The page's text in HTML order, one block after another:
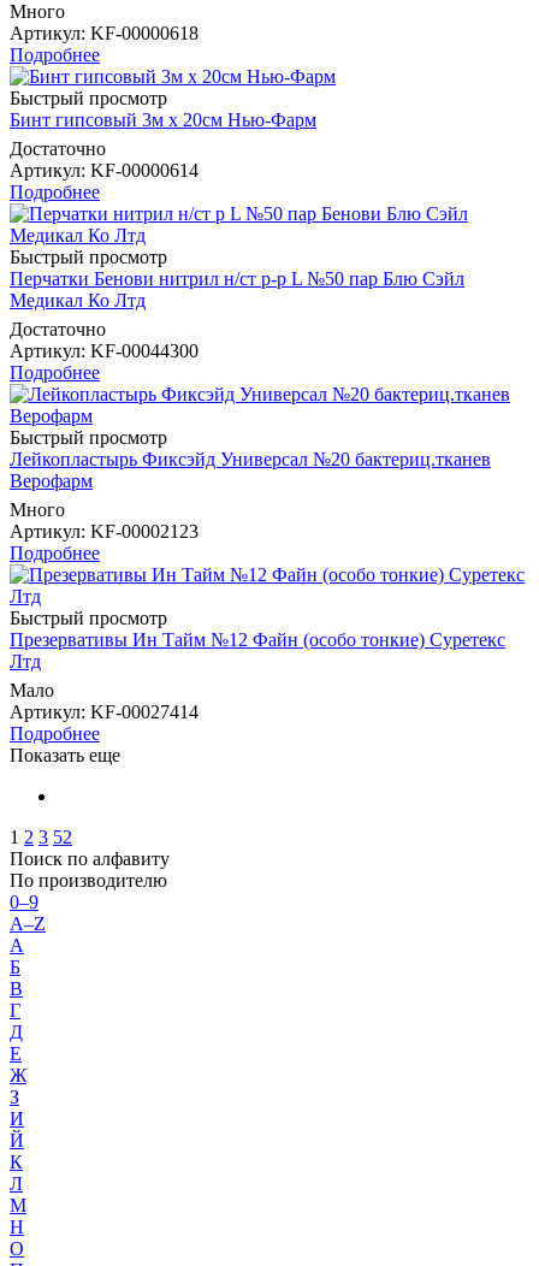
Много
Артикул: KF-00000618
Подробнее
Быстрый просмотр
Бинт гипсовый 3м х 20см Нью-Фарм
Достаточно
Артикул: KF-00000614
Подробнее
Быстрый просмотр
Перчатки Бенови нитрил н/ст р-р L №50 пар Блю Сэйл
Медикал Ко Лтд
Достаточно
Артикул: KF-00044300
Подробнее
Быстрый просмотр
Лейкопластырь Фиксэйд Универсал №20 бактериц.тканев
Верофарм
Много
Артикул: KF-00002123
Подробнее
Быстрый просмотр
Презервативы Ин Тайм №12 Файн (особо тонкие) Суретекс
Лтд
Мало
Артикул: KF-00027414
Подробнее
Показать еще
1 2 3 52
Поиск по алфавиту
По производителю
0–9
A–Z
А
Б
В
Г
Д
Е
Ж
З
И
Й
К
Л
М
Н
О